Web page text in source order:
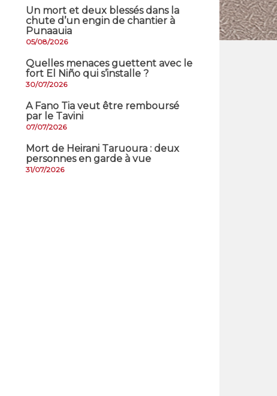
​Un mort et deux blessés dans la
chute d’un engin de chantier à
Punaauia
05/08/2026
Quelles menaces guettent avec le
fort El Niño qui s’installe ?
30/07/2026
A Fano Tia veut être remboursé
par le Tavini
07/07/2026
Mort de Heirani Taruoura : deux
personnes en garde à vue
31/07/2026